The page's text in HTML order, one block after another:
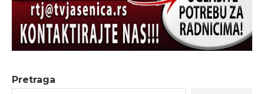
Pretraga